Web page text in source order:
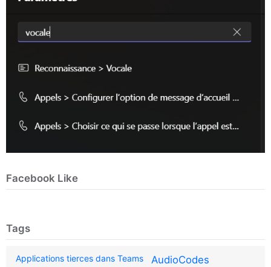
Facebook Like
Tags
Applications tierces dans Teams AudioCodes